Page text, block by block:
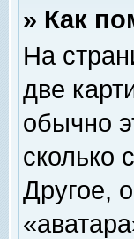
» Как
На
две
обычно
сколько
Другое,